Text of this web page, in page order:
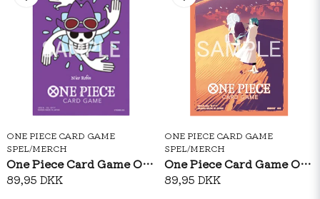
ONE PIECE CARD GAME
SPEL/MERCH
One Piece Card Game Official Sleeves: Premium Matte Nico Robin
89,95 DKK
ONE PIECE CARD GAME
SPEL/MERCH
One Piece Card Game Official Sleeves: Nefeltari Vivi Vol.5
89,95 DKK